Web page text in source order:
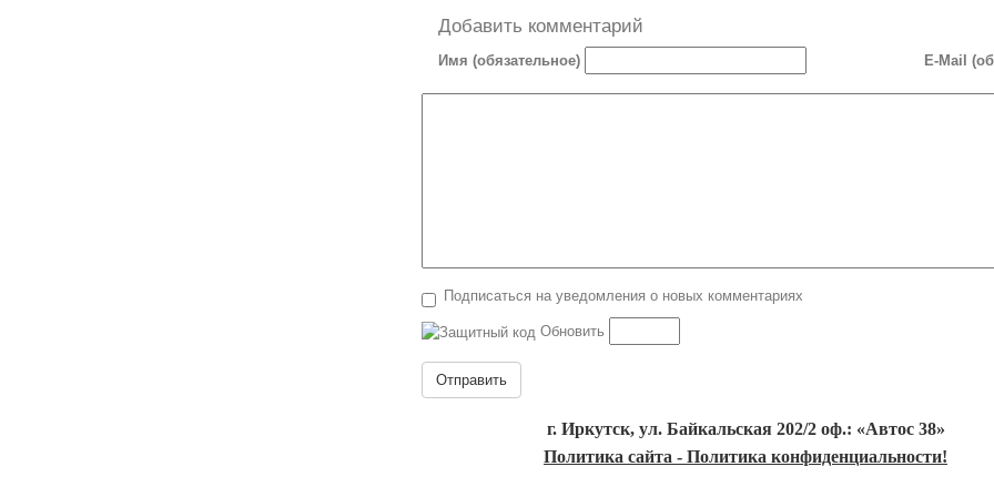
Добавить комментарий
Имя (обязательное) E-Mail
Подписаться на уведомления о новых комментариях
Обновить
Отправить
г. Иркутск, ул. Байкальская 202/2 оф.: «Автос 38»
Политика сайта - Политика конфиденциальности!